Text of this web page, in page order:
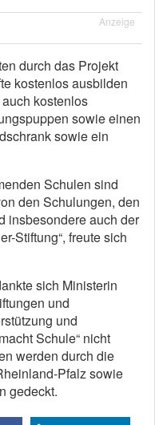
Anzeige
durch das Projekt
kostenlos ausbilden
kostenlos
sowie einen
sowie ein
Schulen sind
den Schulungen, den
insbesondere auch der
Stiftung“, freute sich
sich Ministerin
und
und
Schule“ nicht
werden durch die
Pfalz sowie
gedeckt.